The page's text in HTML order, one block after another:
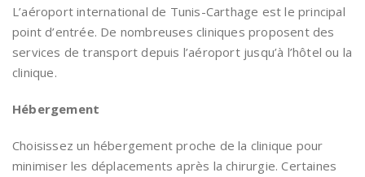
L’aéroport international de Tunis-Carthage est le principal
point d’entrée. De nombreuses cliniques proposent des
services de transport depuis l’aéroport jusqu’à l’hôtel ou la
clinique.
Hébergement
Choisissez un hébergement proche de la clinique pour
minimiser les déplacements après la chirurgie. Certaines